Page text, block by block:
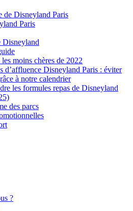
de Disneyland Paris
Paris
Disneyland
les moins chères de 2022
d’affluence Disneyland Paris : éviter
à notre calendrier
les formules repas de Disneyland
des parcs
?